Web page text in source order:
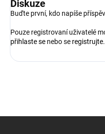
Diskuze
Buďte první, kdo napíše
Pouze registrovaní uživatelé
přihlaste se nebo se registrujte.